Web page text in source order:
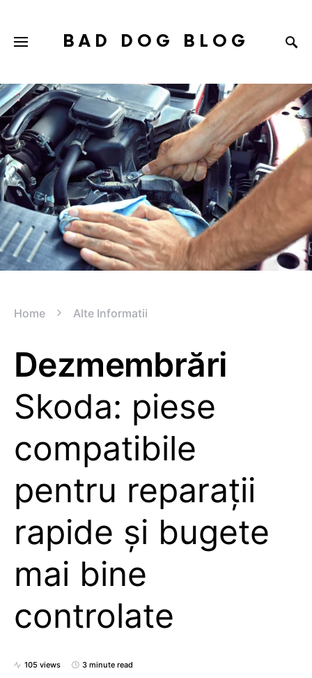
BAD DOG BLOG
Home Alte Informatii
Dezmembrări
Skoda: piese
compatibile
pentru reparații
rapide și bugete
mai bine
controlate
105 views 3 minute read